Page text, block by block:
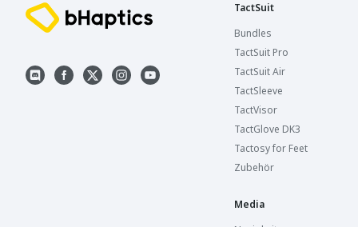
TactSuit
Bundles
TactSuit Pro
TactSuit Air
TactSleeve
TactVisor
TactGlove DK3
Tactosy for Feet
Zubehör
Media